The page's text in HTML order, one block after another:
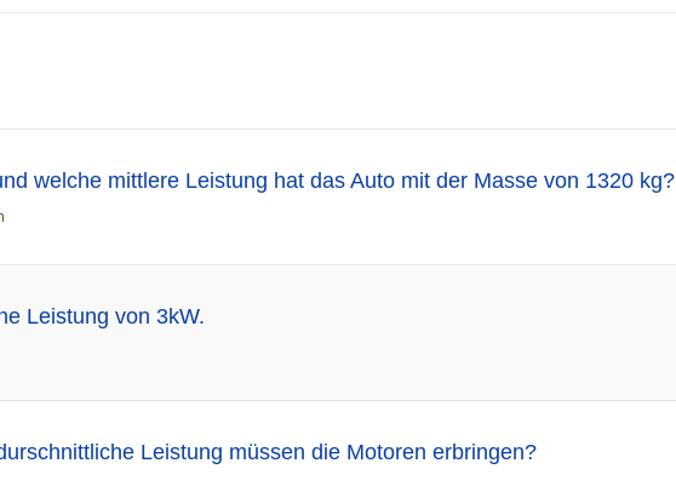
welche mittlere Leistung hat das Auto mit der Masse von 1320 kg?
Leistung von 3kW.
Leistung müssen die Motoren erbringen?